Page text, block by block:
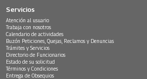
Servicios
Atención al usuario
Trabaja con nosotros
Calendario de actividades
Buzón Peticiones, Quejas, Reclamos y Denuncias
Trámites y Servicios
Directorio de Funcionarios
Estado de su solicitud
Términos y Condiciones
Entrega de Obsequios